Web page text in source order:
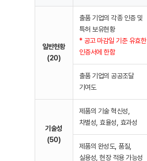
일반현황
(20)
출품 기업의 각종 인증 및
특허 보유현황
* 공고 마감일 기준 유효한
인증서에 한함
출품 기업의 공공조달
기여도
기술성
(50)
제품의 기술 혁신성,
차별성, 효율성, 효과성
제품의 완성도, 품질,
실용성, 현장 적용 가능성